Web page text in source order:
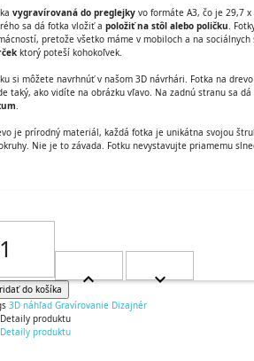
vygravírovaná do preglejky vo formáte A3, čo je 29,7
sa dá fotka vložiť a položiť na stôl alebo poličku .
pretože všetko máme v mobiloch a na
ktorý poteší kohokoľvek.
si môžete navrhnúť v našom 3D návrhári. Fotka na
taký, ako vidíte na obrázku vľavo. Na zadnú stranu sa
je prírodný materiál, každá fotka je unikátna svojou
Nie je to závada. Fotku nevystavujte priamemu
do košíka
3D náhľad Gravírovanie Dizajnér
Detaily produktu
Detaily produktu